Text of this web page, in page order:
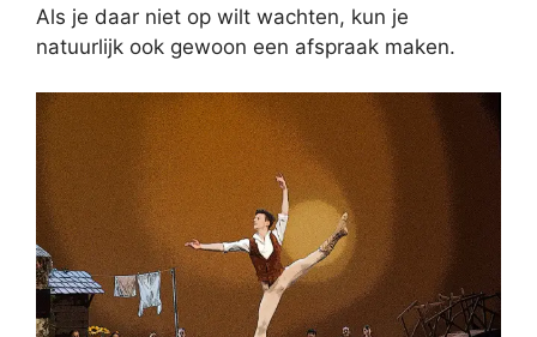
Als je daar niet op wilt wachten, kun je
natuurlijk ook gewoon een afspraak maken.